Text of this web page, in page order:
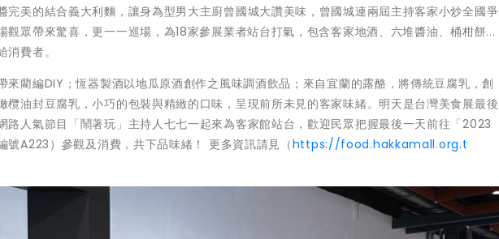
完美的結合義大利麵，讓身為型男大主廚曾國城大讚美味，曾國城連兩屆主持客家小炒全國爭
觀眾帶來驚喜，更一一巡場，為18家參展業者站台打氣，包含客家地酒、六堆醬油、桶柑餅...
費者。
來藺編DIY；恆器製酒以地瓜原酒創作之風味調酒飲品；來自宜蘭的露酪，將傳統豆腐乳，創
欖油封豆腐乳，小巧的包裝與精緻的口味，呈現前所未見的客家味緒。明天是台灣美食展最後
路人氣節目「鬧著玩」主持人七七一起來為客家館站台，歡迎民眾把握最後一天前往「2023
號A223）參觀及消費，共下品味緒！ 更多資訊請見（https://food.hakkamall.org.t